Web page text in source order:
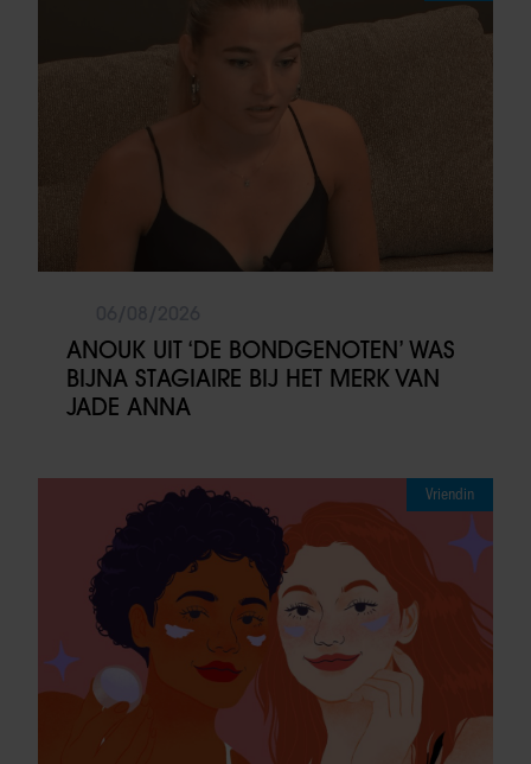
ANOUK UIT ‘DE BONDGENOTEN’ WAS
BIJNA STAGIAIRE BIJ HET MERK VAN
JADE ANNA
Vriendin